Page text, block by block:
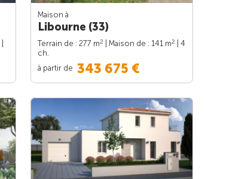
Maison à
Libourne (33)
Terrain de : 277 m2 | Maison de : 141 m2
| 4
ch.
à partir de 343 675 €